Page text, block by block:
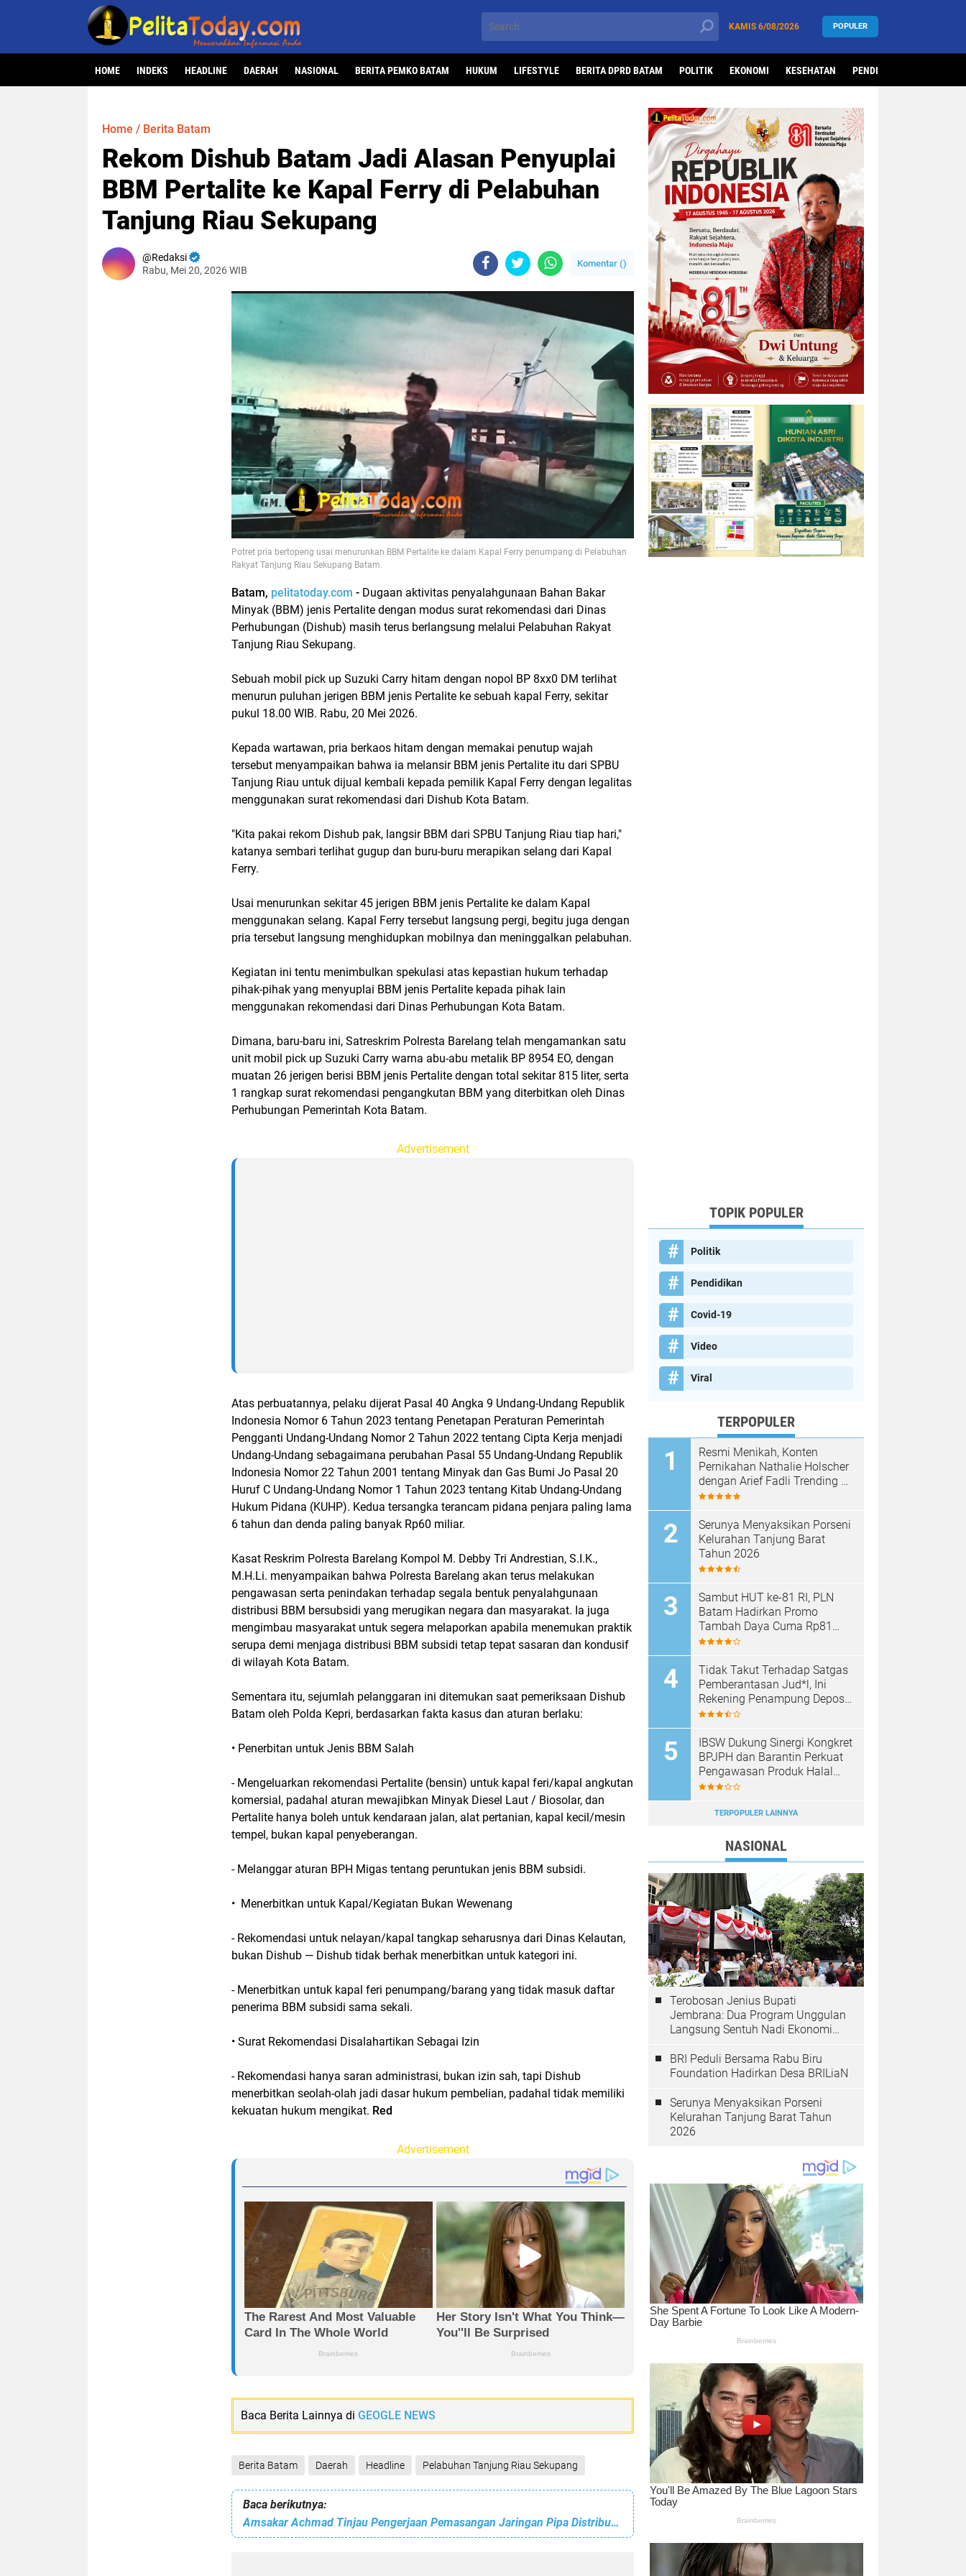
KAMIS 6/08/2026 POPULER
HOME INDEKS HEADLINE DAERAH NASIONAL BERITA PEMKO BATAM HUKUM LIFESTYLE BERITA DPRD BATAM POLITIK EKONOMI KESEHATAN PENDIDIKAN
Home / Berita Batam
Rekom Dishub Batam Jadi Alasan Penyuplai
BBM Pertalite ke Kapal Ferry di Pelabuhan
Tanjung Riau Sekupang
Redaksi
Rabu, Mei 20, 2026 WIB
Komentar ()
Potret pria bertopeng usai menurunkan BBM Pertalite ke dalam Kapal Ferry penumpang di Pelabuhan
Rakyat Tanjung Riau Sekupang Batam.
Batam, pelitatoday.com - Dugaan aktivitas penyalahgunaan Bahan Bakar
Minyak (BBM) jenis Pertalite dengan modus surat rekomendasi dari Dinas
Perhubungan (Dishub) masih terus berlangsung melalui Pelabuhan Rakyat
Tanjung Riau Sekupang.
Sebuah mobil pick up Suzuki Carry hitam dengan nopol BP 8xx0 DM terlihat
menurun puluhan jerigen BBM jenis Pertalite ke sebuah kapal Ferry, sekitar
pukul 18.00 WIB. Rabu, 20 Mei 2026.
Kepada wartawan, pria berkaos hitam dengan memakai penutup wajah
tersebut menyampaikan bahwa ia melansir BBM jenis Pertalite itu dari SPBU
Tanjung Riau untuk dijual kembali kepada pemilik Kapal Ferry dengan legalitas
menggunakan surat rekomendasi dari Dishub Kota Batam.
"Kita pakai rekom Dishub pak, langsir BBM dari SPBU Tanjung Riau tiap hari,"
katanya sembari terlihat gugup dan buru-buru merapikan selang dari Kapal
Ferry.
Usai menurunkan sekitar 45 jerigen BBM jenis Pertalite ke dalam Kapal
menggunakan selang. Kapal Ferry tersebut langsung pergi, begitu juga dengan
pria tersebut langsung menghidupkan mobilnya dan meninggalkan pelabuhan.
Kegiatan ini tentu menimbulkan spekulasi atas kepastian hukum terhadap
pihak-pihak yang menyuplai BBM jenis Pertalite kepada pihak lain
menggunakan rekomendasi dari Dinas Perhubungan Kota Batam.
Dimana, baru-baru ini, Satreskrim Polresta Barelang telah mengamankan satu
unit mobil pick up Suzuki Carry warna abu-abu metalik BP 8954 EO, dengan
muatan 26 jerigen berisi BBM jenis Pertalite dengan total sekitar 815 liter, serta
1 rangkap surat rekomendasi pengangkutan BBM yang diterbitkan oleh Dinas
Perhubungan Pemerintah Kota Batam.
Advertisement
Atas perbuatannya, pelaku dijerat Pasal 40 Angka 9 Undang-Undang Republik
Indonesia Nomor 6 Tahun 2023 tentang Penetapan Peraturan Pemerintah
Pengganti Undang-Undang Nomor 2 Tahun 2022 tentang Cipta Kerja menjadi
Undang-Undang sebagaimana perubahan Pasal 55 Undang-Undang Republik
Indonesia Nomor 22 Tahun 2001 tentang Minyak dan Gas Bumi Jo Pasal 20
Huruf C Undang-Undang Nomor 1 Tahun 2023 tentang Kitab Undang-Undang
Hukum Pidana (KUHP). Kedua tersangka terancam pidana penjara paling lama
6 tahun dan denda paling banyak Rp60 miliar.
Kasat Reskrim Polresta Barelang Kompol M. Debby Tri Andrestian, S.I.K.,
M.H.Li. menyampaikan bahwa Polresta Barelang akan terus melakukan
pengawasan serta penindakan terhadap segala bentuk penyalahgunaan
distribusi BBM bersubsidi yang merugikan negara dan masyarakat. Ia juga
mengimbau masyarakat untuk segera melaporkan apabila menemukan praktik
serupa demi menjaga distribusi BBM subsidi tetap tepat sasaran dan kondusif
di wilayah Kota Batam.
Sementara itu, sejumlah pelanggaran ini ditemukan saat pemeriksaan Dishub
Batam oleh Polda Kepri, berdasarkan fakta kasus dan aturan berlaku:
• Penerbitan untuk Jenis BBM Salah
- Mengeluarkan rekomendasi Pertalite (bensin) untuk kapal feri/kapal angkutan
komersial, padahal aturan mewajibkan Minyak Diesel Laut / Biosolar, dan
Pertalite hanya boleh untuk kendaraan jalan, alat pertanian, kapal kecil/mesin
tempel, bukan kapal penyeberangan.
- Melanggar aturan BPH Migas tentang peruntukan jenis BBM subsidi.
• Menerbitkan untuk Kapal/Kegiatan Bukan Wewenang
- Rekomendasi untuk nelayan/kapal tangkap seharusnya dari Dinas Kelautan,
bukan Dishub — Dishub tidak berhak menerbitkan untuk kategori ini.
- Menerbitkan untuk kapal feri penumpang/barang yang tidak masuk daftar
penerima BBM subsidi sama sekali.
• Surat Rekomendasi Disalahartikan Sebagai Izin
- Rekomendasi hanya saran administrasi, bukan izin sah, tapi Dishub
menerbitkan seolah-olah jadi dasar hukum pembelian, padahal tidak memiliki
kekuatan hukum mengikat. Red
Advertisement
Baca Berita Lainnya di GEOGLE NEWS
Berita Batam Daerah Headline Pelabuhan Tanjung Riau Sekupang
Baca berikutnya:
Amsakar Achmad Tinjau Pengerjaan Pemasangan Jaringan Pipa Distribusi Air Minum
TOPIK POPULER
Politik
Pendidikan
Covid-19
Video
Viral
TERPOPULER
Resmi Menikah, Konten
Pernikahan Nathalie Holscher
dengan Arief Fadli Trending di
TikTok, Tembus 75 Juta
Serunya Menyaksikan Porseni
Kelurahan Tanjung Barat
Tahun 2026
Sambut HUT ke-81 RI, PLN
Batam Hadirkan Promo
Tambah Daya Cuma Rp81
Ribu
Tidak Takut Terhadap Satgas
Pemberantasan Jud*l, Ini
Rekening Penampung Deposit
di Situs MENARA4D
IBSW Dukung Sinergi Kongkret
BPJPH dan Barantin Perkuat
Pengawasan Produk Halal
Impor
TERPOPULER LAINNYA
NASIONAL
Terobosan Jenius Bupati
Jembrana: Dua Program Unggulan
Langsung Sentuh Nadi Ekonomi
BRI Peduli Bersama Rabu Biru
Foundation Hadirkan Desa BRILiaN
Serunya Menyaksikan Porseni
Kelurahan Tanjung Barat Tahun
2026